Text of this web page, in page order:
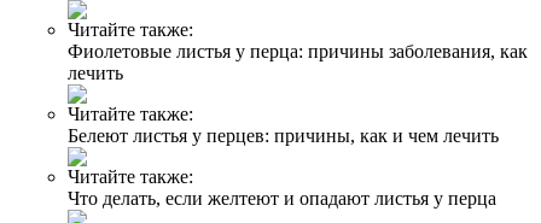
Читайте также:
Фиолетовые листья у перца: причины заболевания, как
лечить
Читайте также:
Белеют листья у перцев: причины, как и чем лечить
Читайте также:
Что делать, если желтеют и опадают листья у перца